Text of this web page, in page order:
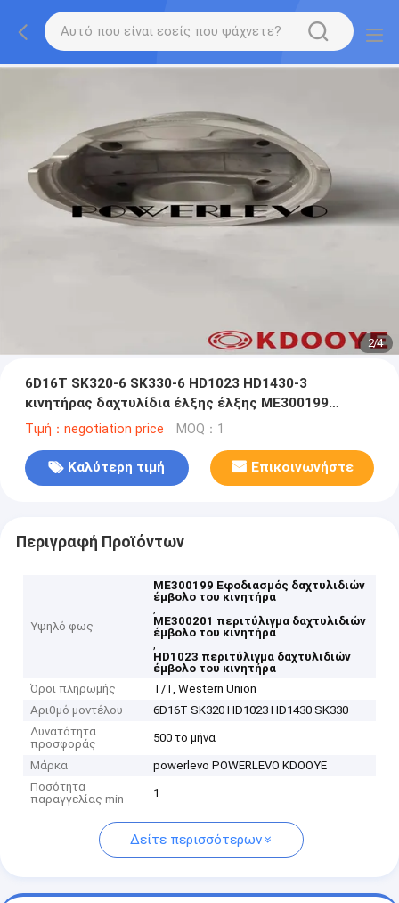
2/4
6D16T SK320-6 SK330-6 HD1023 HD1430-3
κινητήρας δαχτυλίδια έλξης έλξης ME300199
ME300201 KOBELCO MITSUBISHI
Τιμή：negotiation price MOQ：1
Καλύτερη τιμή Επικοινωνήστε
Περιγραφή Προϊόντων
Υψηλό φως
ME300199 Εφοδιασμός δαχτυλιδιών
έμβολο του κινητήρα
,
ME300201 περιτύλιγμα δαχτυλιδιών
έμβολο του κινητήρα
,
HD1023 περιτύλιγμα δαχτυλιδιών
έμβολο του κινητήρα
Όροι πληρωμής
T/T, Western Union
Αριθμό μοντέλου
6D16T SK320 HD1023 HD1430 SK330
Δυνατότητα
προσφοράς
500 το μήνα
Μάρκα
powerlevo POWERLEVO KDOOYE
Ποσότητα
παραγγελίας min
1
Δείτε περισσότερων